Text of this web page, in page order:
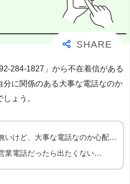
284-1827」から不在着信がある
分に関係のある大事な電話なのか
ょう。
いけど、大事な電話なのか心配…
業電話だったら出たくない…